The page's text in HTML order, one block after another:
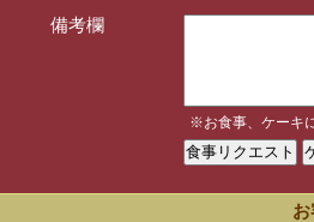
備考欄
※お食事、ケーキ